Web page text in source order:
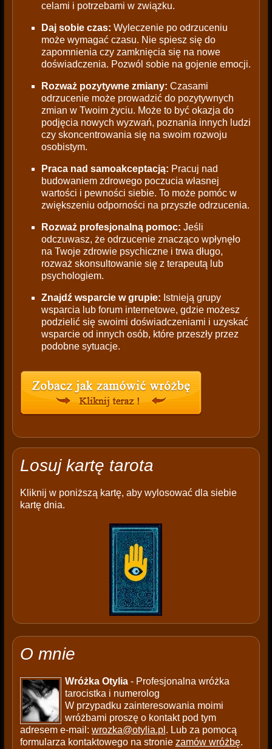
celami i potrzebami w związku.
Daj sobie czas: Wyleczenie po odrzuceniu
może wymagać czasu. Nie spiesz się do
zapomnienia czy zamknięcia się na nowe
doświadczenia. Pozwól sobie na gojenie emocji.
Rozważ pozytywne zmiany: Czasami
odrzucenie może prowadzić do pozytywnych
zmian w Twoim życiu. Może to być okazja do
podjęcia nowych wyzwań, poznania innych ludzi
czy skoncentrowania się na swoim rozwoju
osobistym.
Praca nad samoakceptacją: Pracuj nad
budowaniem zdrowego poczucia własnej
wartości i pewności siebie. To może pomóc w
zwiększeniu odporności na przyszłe odrzucenia.
Rozważ profesjonalną pomoc: Jeśli
odczuwasz, że odrzucenie znacząco wpłynęło
na Twoje zdrowie psychiczne i trwa długo,
rozważ skonsultowanie się z terapeutą lub
psychologiem.
Znajdź wsparcie w grupie: Istnieją grupy
wsparcia lub forum internetowe, gdzie możesz
podzielić się swoimi doświadczeniami i uzyskać
wsparcie od innych osób, które przeszły przez
podobne sytuacje.
Losuj kartę tarota
Kliknij w poniższą kartę, aby wylosować dla siebie
kartę dnia.
O mnie
Wróżka Otylia- Profesjonalna wróżka
tarocistka i numerolog
W przypadku zainteresowania moimi
wróżbami proszę o kontakt pod tym
adresem e-mail: wrozka@otylia.pl . Lub za pomocą
formularza kontaktowego na stronie zamów wróżbę.